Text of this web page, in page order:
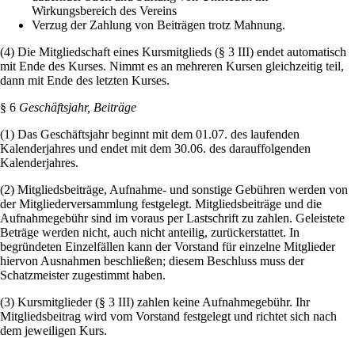
Wirkungsbereich des Vereins
Verzug der Zahlung von Beiträgen trotz Mahnung.
(4) Die Mitgliedschaft eines Kursmitglieds (§ 3 III) endet automatisch
mit Ende des Kurses. Nimmt es an mehreren Kursen gleichzeitig teil,
dann mit Ende des letzten Kurses.
§ 6 Geschäftsjahr, Beiträge
(1) Das Geschäftsjahr beginnt mit dem 01.07. des laufenden
Kalenderjahres und endet mit dem 30.06. des darauffolgenden
Kalenderjahres.
(2) Mitgliedsbeiträge, Aufnahme- und sonstige Gebühren werden von
der Mitgliederversammlung festgelegt. Mitgliedsbeiträge und die
Aufnahmegebühr sind im voraus per Lastschrift zu zahlen. Geleistete
Beträge werden nicht, auch nicht anteilig, zurückerstattet. In
begründeten Einzelfällen kann der Vorstand für einzelne Mitglieder
hiervon Ausnahmen beschließen; diesem Beschluss muss der
Schatzmeister zugestimmt haben.
(3) Kursmitglieder (§ 3 III) zahlen keine Aufnahmegebühr. Ihr
Mitgliedsbeitrag wird vom Vorstand festgelegt und richtet sich nach
dem jeweiligen Kurs.